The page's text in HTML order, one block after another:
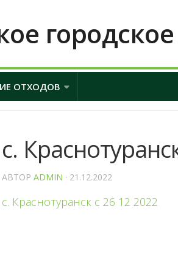
городское
ОТХОДОВ
с.
АВТОР ADMIN · 21.12.2022
с. Краснотуранск с 26 12 2022